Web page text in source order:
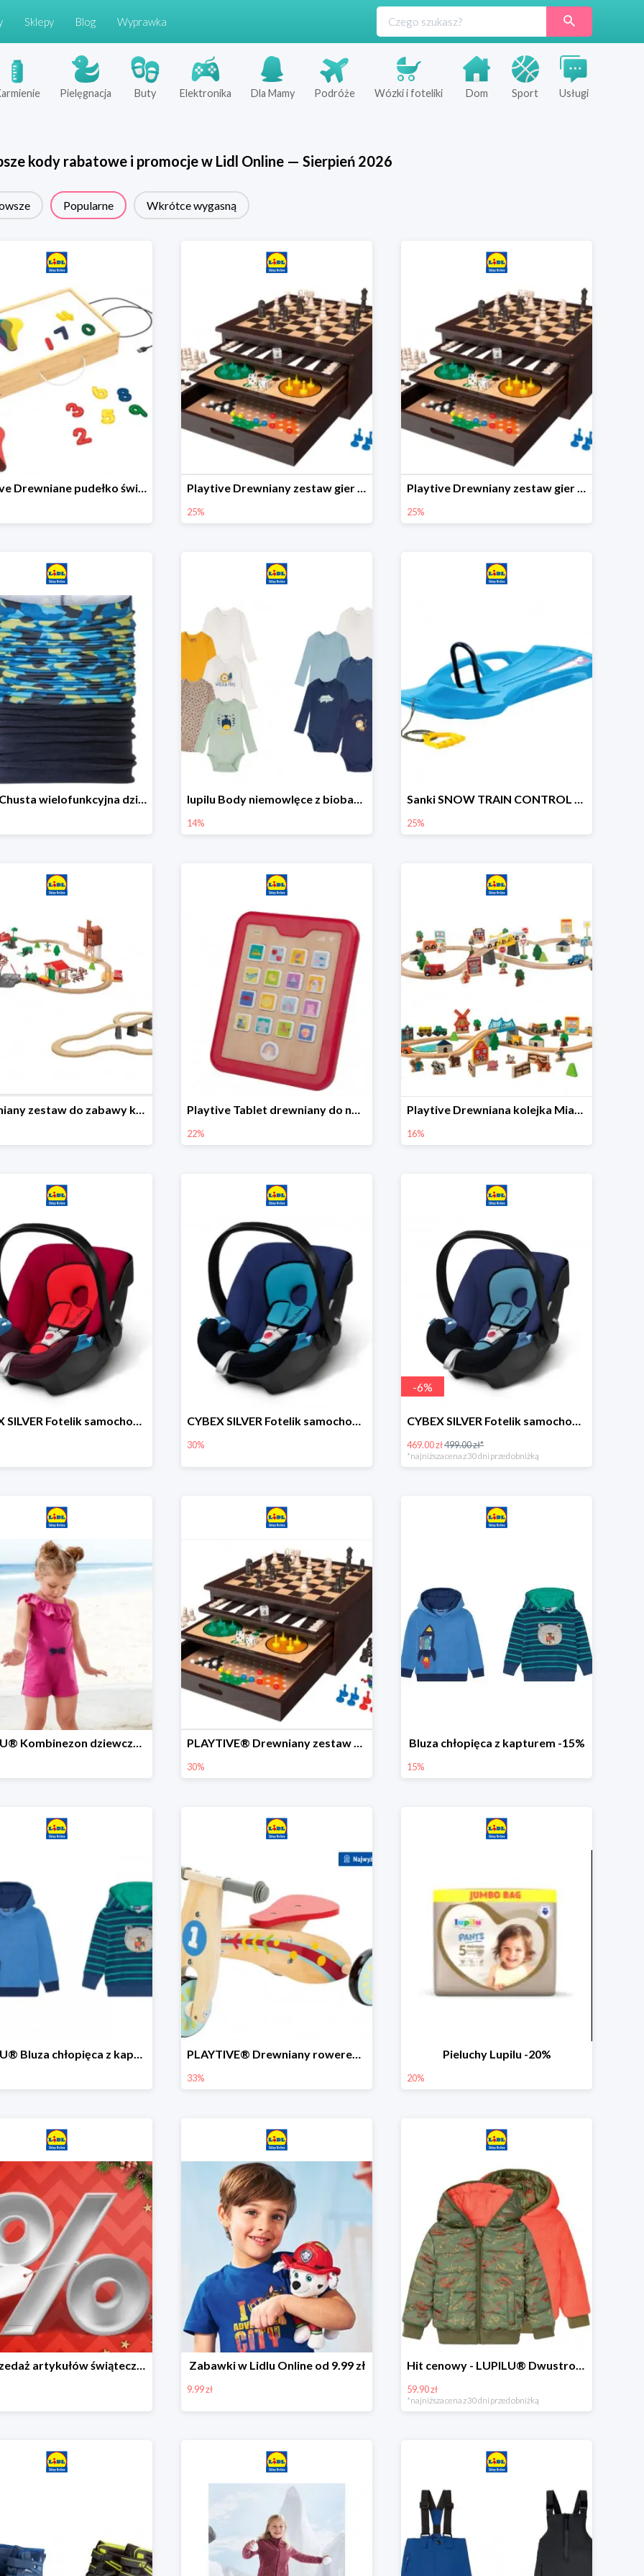
Sklepy Blog Wyprawka
Pielęgnacja Buty Elektronika Dla Mamy Podróże Wózki i foteliki Dom Sport Usługi
kody rabatowe i promocje w Lidl Online— Sierpień 2026
Popularne Wkrótce wygasną
Playtive Drewniane pudełko świetlne MONTESSORI Playtive Drewniany zestaw gier 10 w 1
25%
Playtive Drewniany zestaw gier 10 w 1
25%
lupilu Chusta wielofunkcyjna dziecięca lupilu Body niemowlęce z biobawełny
14%
Sanki SNOW TRAIN CONTROL -25%
25%
Drewniany zestaw do zabawy kolejką - farma i wiadukt Playtive Tablet drewniany do nauki, interaktywny
22%
Playtive Drewniana kolejka Miasto lub Farma
16%
CYBEX SILVER Fotelik samochodowy CYBEX SILVER Fotelik samochodowy -30%
30%
-6%
CYBEX SILVER Fotelik samochodowy + dostawa gratis!
469.00 zł499.00 zł*
*najniższa cena z 30 dni przed obniżką
LUPILU® Kombinezon dziewczęcy z bawełny PLAYTIVE® Drewniany zestaw gier 10 w 1
30%
Bluza chłopięca z kapturem -15%
15%
LUPILU® Bluza chłopięca z kapturem PLAYTIVE® Drewniany rowerek biegowy -33%
33%
Pieluchy Lupilu -20%
20%
Wyprzedaż artykułów świątecznych w Lidlu Online Zabawki w Lidlu Online od 9.99 zł
9.99 zł
Hit cenowy - LUPILU® Dwustronna kurtka dziecięca z polarem
59.90 zł
*najniższa cena z 30 dni przed obniżką